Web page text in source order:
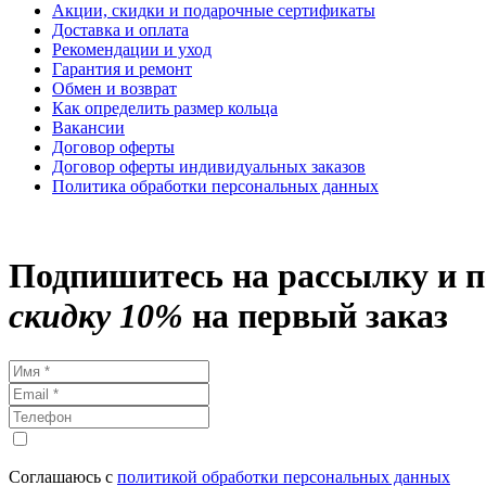
Акции, скидки и подарочные сертификаты
Доставка и оплата
Рекомендации и уход
Гарантия и ремонт
Обмен и возврат
Как определить размер кольца
Вакансии
Договор оферты
Договор оферты индивидуальных заказов
Политика обработки персональных данных
Подпишитесь на рассылку и
скидку 10% на первый заказ
Соглашаюсь с политикой обработки персональных данных